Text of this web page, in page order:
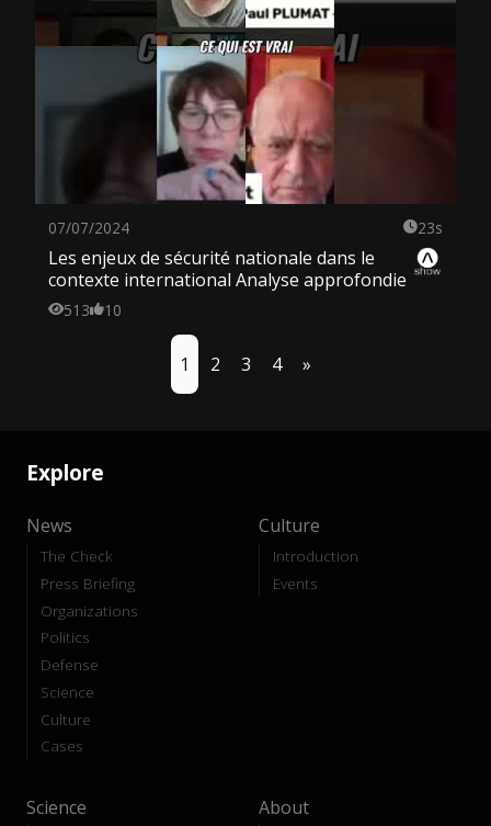
07/07/2024 23s
Les enjeux de sécurité nationale dans le
contexte international Analyse approfondie
513 10
1 2 3 4 »
Explore
News
The Check
Press Briefing
Organizations
Politics
Defense
Science
Culture
Cases
Culture
Introduction
Events
Science About